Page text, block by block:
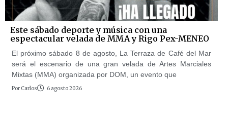
Este sábado deporte y música con una
espectacular velada de MMA y Rigo Pex-MENEO
El próximo sábado 8 de agosto, La Terraza de Café del Mar
será el escenario de una gran velada de Artes Marciales
Mixtas (MMA) organizada por DOM, un evento que
Por Carlos 6 agosto 2026